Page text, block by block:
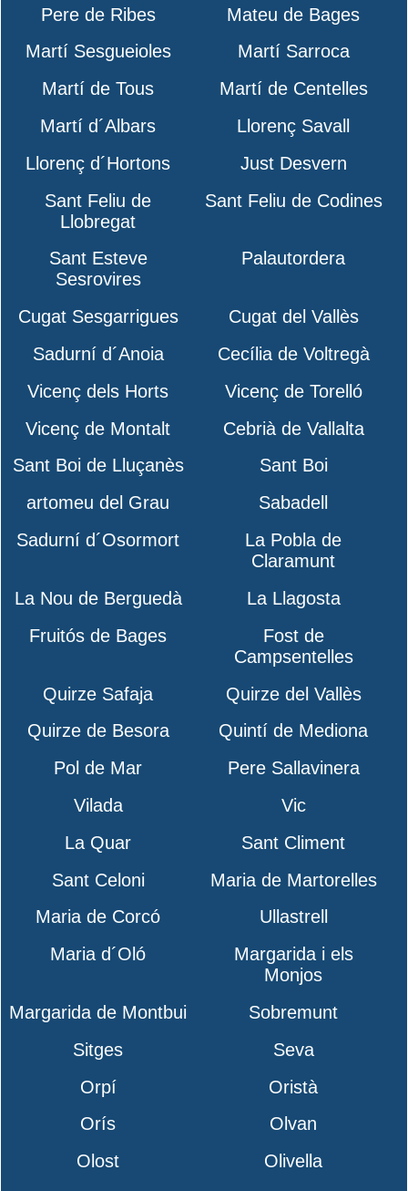
Pere de Ribes
Mateu de Bages
Martí Sesgueioles
Martí Sarroca
Martí de Tous
Martí de Centelles
Martí d´Albars
Llorenç Savall
Llorenç d´Hortons
Just Desvern
Sant Feliu de
Llobregat
Sant Feliu de Codines
Sant Esteve
Sesrovires
Palautordera
Cugat Sesgarrigues
Cugat del Vallès
Sadurní d´Anoia
Cecília de Voltregà
Vicenç dels Horts
Vicenç de Torelló
Vicenç de Montalt
Cebrià de Vallalta
Sant Boi de Lluçanès
Sant Boi
artomeu del Grau
Sabadell
Sadurní d´Osormort
La Pobla de
Claramunt
La Nou de Berguedà
La Llagosta
Fruitós de Bages
Fost de
Campsentelles
Quirze Safaja
Quirze del Vallès
Quirze de Besora
Quintí de Mediona
Pol de Mar
Pere Sallavinera
Vilada
Vic
La Quar
Sant Climent
Sant Celoni
Maria de Martorelles
Maria de Corcó
Ullastrell
Maria d´Oló
Margarida i els
Monjos
Margarida de Montbui
Sobremunt
Sitges
Seva
Orpí
Oristà
Orís
Olvan
Olost
Olivella